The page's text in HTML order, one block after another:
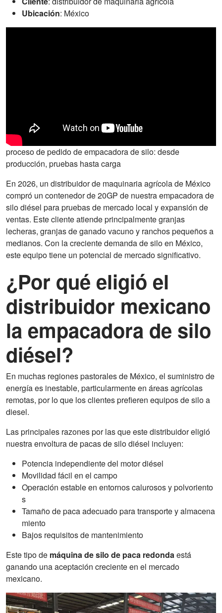
Ubicación: México
proceso de pedido de empacadora de silo: desde
producción, pruebas hasta carga
En 2026, un distribuidor de maquinaria agrícola de México
compró un contenedor de 20GP de nuestra empacadora de
silo diésel para pruebas de mercado local y expansión de
ventas. Este cliente atiende principalmente granjas
lecheras, granjas de ganado vacuno y ranchos pequeños a
medianos. Con la creciente demanda de silo en México,
este equipo tiene un potencial de mercado significativo.
¿Por qué eligió el
distribuidor mexicano
la empacadora de silo
diésel?
En muchas regiones pastorales de México, el suministro de
energía es inestable, particularmente en áreas agrícolas
remotas, por lo que los clientes prefieren equipos de silo a
diesel.
Las principales razones por las que este distribuidor eligió
nuestra envoltura de pacas de silo diésel incluyen:
Potencia independiente del motor diésel
Movilidad fácil en el campo
Operación estable en entornos calurosos y polvoriento
s
Tamaño de paca adecuado para transporte y almacena
miento
Bajos requisitos de mantenimiento
Este tipo de máquina de silo de paca redonda está
ganando una aceptación creciente en el mercado
mexicano.